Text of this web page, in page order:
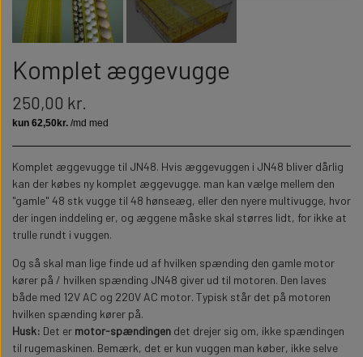
Komplet æggevugge
250,00 kr.
Komplet æggevugge til JN48. Hvis æggevuggen i JN48 bliver dårlig
kan der købes ny komplet æggevugge. man kan vælge mellem den
"gamle" 48 stk vugge til 48 hønseæg, eller den nyere multivugge, hvor
der ingen inddeling er, og æggene måske skal størres lidt, for ikke at
trulle rundt i vuggen.
Og så skal man lige finde ud af hvilken spænding den gamle motor
kører på / hvilken spænding JN48 giver ud til motoren. Den laves
både med 12V AC og 220V AC motor. Typisk står det på motoren
hvilken spænding kører på.
Husk: Det er motor-spændingen det drejer sig om, ikke spændingen
til rugemaskinen. Bemærk, det er kun vuggen man køber, ikke selve